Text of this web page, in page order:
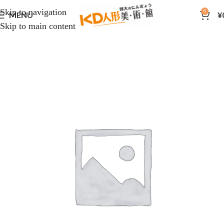
Skip to navigation
Skip to main content
MENU 0 ¥